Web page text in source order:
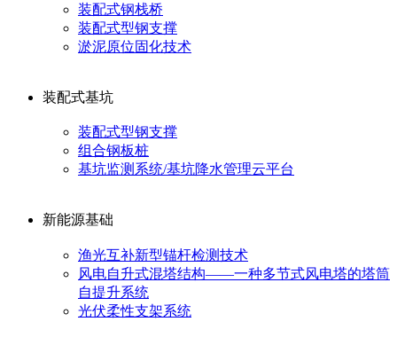
装配式钢栈桥
装配式型钢支撑
淤泥原位固化技术
装配式基坑
装配式型钢支撑
组合钢板桩
基坑监测系统/基坑降水管理云平台
新能源基础
渔光互补新型锚杆检测技术
风电自升式混塔结构——一种多节式风电塔的塔筒
自提升系统
光伏柔性支架系统